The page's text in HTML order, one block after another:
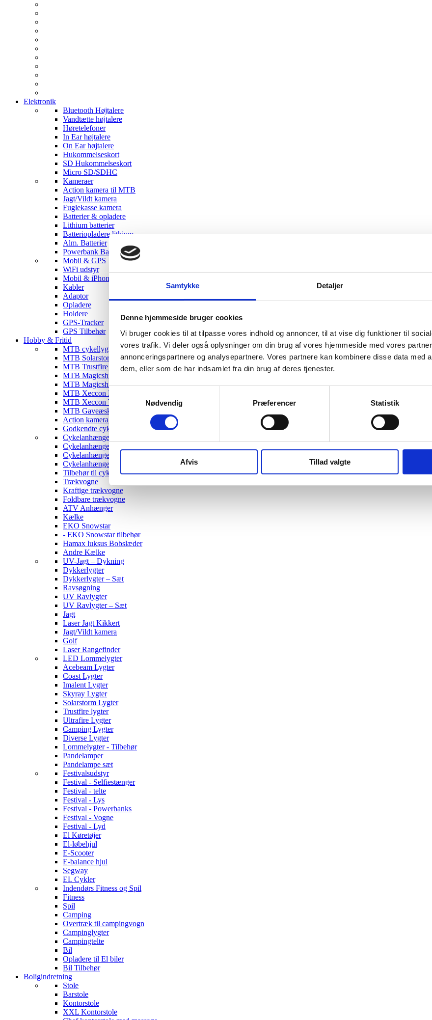
Samtykke Detaljer
Denne hjemmeside bruger cookies
Vi bruger cookies til at tilpasse vores indhold og annoncer, til at vise dig funktioner til
vores trafik. Vi deler også oplysninger om din brug af vores hjemmeside med vores
annonceringspartnere og analysepartnere. Vores partnere kan kombinere disse data med
dem, eller som de har indsamlet fra din brug af deres tjenester.
Samtykkevalg
Nødvendig
Præferencer Statistik
Afvis Tillad valgte
Elektronik
Bluetooth Højtalere
Vandtætte højtalere
Høretelefoner
In Ear højtalere
On Ear højtalere
Hukommelseskort
SD Hukommelseskort
Micro SD/SDHC
Kameraer
Action kamera til MTB
Jagt/Vildt kamera
Fuglekasse kamera
Batterier & opladere
Lithium batterier
Batteriopladere lithium
Alm. Batterier
Powerbank Batterier
Mobil & GPS
WiFi udstyr
Mobil & iPhone tilbehør
Kabler
Adaptor
Opladere
Holdere
GPS-Tracker
GPS Tilbehør
Hobby & Fritid
MTB cykellygter
MTB Solarstorm Lygter & tilbehør
MTB Trustfire Lygter
MTB Magicshine Lygter
MTB Magicshine Tilbehør
MTB Xeccon Lygter
MTB Xeccon Tilbehør
MTB Gaveæske
Action kamera til MTB
Godkendte cykellygter & tilbehør
Cykelanhængere
Cykelanhænger til Børn
Cykelanhænger til hunde
Cykelanhænger Cargo
Tilbehør til cykelanhængere
Trækvogne
Kraftige trækvogne
Foldbare trækvogne
ATV Anhænger
Kælke
EKO Snowstar
- EKO Snowstar tilbehør
Hamax luksus Bobslæder
Andre Kælke
UV-Jagt – Dykning
Dykkerlygter
Dykkerlygter – Sæt
Ravsøgning
UV Ravlygter
UV Ravlygter – Sæt
Jagt
Laser Jagt Kikkert
Jagt/Vildt kamera
Golf
Laser Rangefinder
LED Lommelygter
Acebeam Lygter
Coast Lygter
Imalent Lygter
Skyray Lygter
Solarstorm Lygter
Trustfire lygter
Ultrafire Lygter
Camping Lygter
Diverse Lygter
Lommelygter - Tilbehør
Pandelamper
Pandelampe sæt
Festivalsudstyr
Festival - Selfiestænger
Festival - telte
Festival - Lys
Festival - Powerbanks
Festival - Vogne
Festival - Lyd
El Køretøjer
El-løbehjul
E-Scooter
E-balance hjul
Segway
EL Cykler
Indendørs Fitness og Spil
Fitness
Spil
Camping
Overtræk til campingvogn
Campinglygter
Campingtelte
Bil
Opladere til El biler
Bil Tilbehør
Boligindretning
Stole
Barstole
Kontorstole
XXL Kontorstole